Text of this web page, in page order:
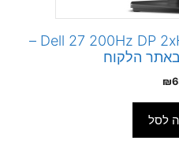
Dell 27 200Hz DP 2xHDMI Gaiming Monitor –
הלקוח
₪
לסל